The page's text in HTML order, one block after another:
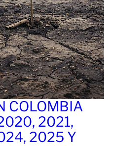
COLOMBIA
2021,
2025 Y